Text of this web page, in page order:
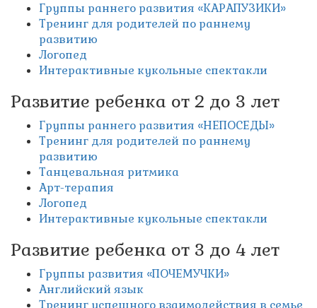
Группы раннего развития «КАРАПУЗИКИ»
Тренинг для родителей по раннему
развитию
Логопед
Интерактивные кукольные спектакли
Развитие ребенка от 2 до 3 лет
Группы раннего развития «НЕПОСЕДЫ»
Тренинг для родителей по раннему
развитию
Танцевальная ритмика
Арт-терапия
Логопед
Интерактивные кукольные спектакли
Развитие ребенка от 3 до 4 лет
Группы развития «ПОЧЕМУЧКИ»
Английский язык
Тренинг успешного взаимодействия в семье